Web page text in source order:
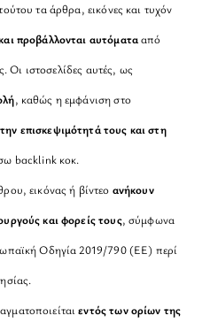
τα άρθρα, εικόνες και τυχόν
προβάλλονται αυτόματααπό
Οι ιστοσελίδες αυτές, ως
, καθώς η εμφάνιση στο
επισκεψιμότητά τους και στη
backlink κοκ.
εικόνας ή βίντεο ανήκουν
και φορείς τους, σύμφωνα
Οδηγία 2019/790 (ΕΕ) περί
εντός των ορίων της